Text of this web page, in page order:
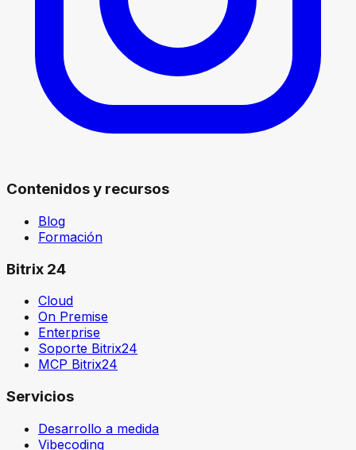
Contenidos y recursos
Blog
Formación
Bitrix 24
Cloud
On Premise
Enterprise
Soporte Bitrix24
MCP Bitrix24
Servicios
Desarrollo a medida
Vibecoding